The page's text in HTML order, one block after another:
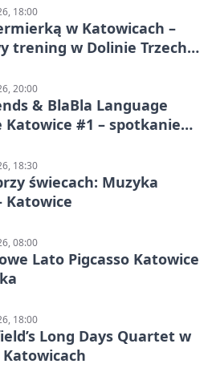
18:00
w Katowicach –
trening w Dolinie Trzech
20:00
& BlaBla Language
Katowice #1 – spotkanie
18:30
świecach: Muzyka
Katowice
08:00
Lato Pigcasso Katowice
18:00
Long Days Quartet w
Katowicach